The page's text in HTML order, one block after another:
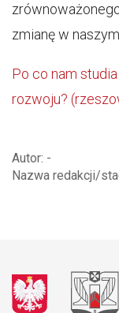
zmianę w
Po co nam
rozwoju?
Autor: -
Nazwa redakcji/